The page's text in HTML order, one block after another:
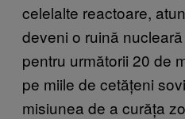
celelalte reactoare,
deveni o ruină
pentru următorii 20 de
pe miile de cetățeni
misiunea de a curăța